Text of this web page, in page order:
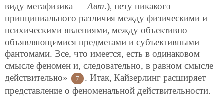
виду метафизика — Авт.), нету никакого
принципиального различия между физическими и
психическими явлениями, между объективно
объявляющимися предметами и субъективными
фантомами. Все, что имеется, есть в одинаковом
смысле феномен и, следовательно, в равном смысле
действительно»
7
. Итак, Кайзерлинг расширяет
представление о феноменальной действительности.